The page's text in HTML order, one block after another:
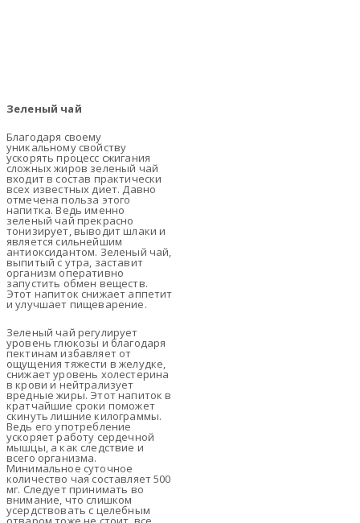
Зеленый чай
Благодаря своему
уникальному свойству
ускорять процесс сжигания
сложных жиров зеленый чай
входит в состав практически
всех известных диет. Давно
отмечена польза этого
напитка. Ведь именно
зеленый чай прекрасно
тонизирует, выводит шлаки и
является сильнейшим
антиоксидантом. Зеленый чай,
выпитый с утра, заставит
организм оперативно
запустить обмен веществ.
Этот напиток снижает аппетит
и улучшает пищеварение.
Зеленый чай регулирует
уровень глюкозы и благодаря
пектинам избавляет от
ощущения тяжести в желудке,
снижает уровень холестерина
в крови и нейтрализует
вредные жиры. Этот напиток в
кратчайшие сроки поможет
скинуть лишние килограммы.
Ведь его употребление
ускоряет работу сердечной
мышцы, а как следствие и
всего организма.
Минимальное суточное
количество чая составляет 500
мг. Следует принимать во
внимание, что слишком
усердствовать с целебным